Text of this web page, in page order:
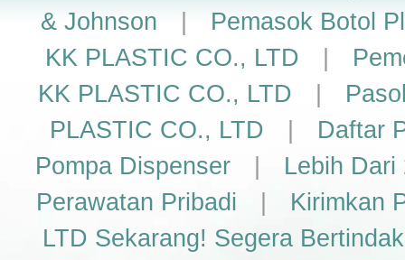
& Johnson
Pemasok Botol
KK PLASTIC CO., LTD
KK PLASTIC CO., LTD
PLASTIC CO., LTD
Daftar
Pompa Dispenser
Lebih Dari
Perawatan Pribadi
Kirimkan
LTD Sekarang! Segera